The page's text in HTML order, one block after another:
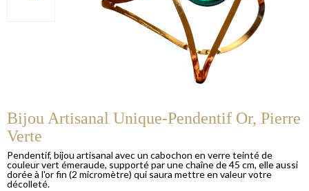
Bijou Artisanal Unique-Pendentif Or, Pierre
Verte
Pendentif, bijou artisanal avec un cabochon en verre teinté de
couleur vert émeraude, supporté par une chaîne de 45 cm, elle aussi
dorée à l'or fin (2 micromètre) qui saura mettre en valeur votre
décolleté.